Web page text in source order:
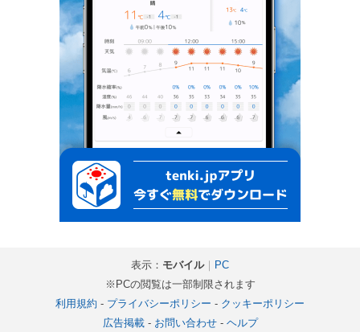
表示： モバイル｜ PC
※PCの閲覧は一部制限されます
利用規約 - プライバシーポリシー - クッキーポリシー
広告掲載- お問い合わせ- ヘルプ